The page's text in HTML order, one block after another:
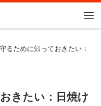
るために知っておきたい：
きたい：日焼け